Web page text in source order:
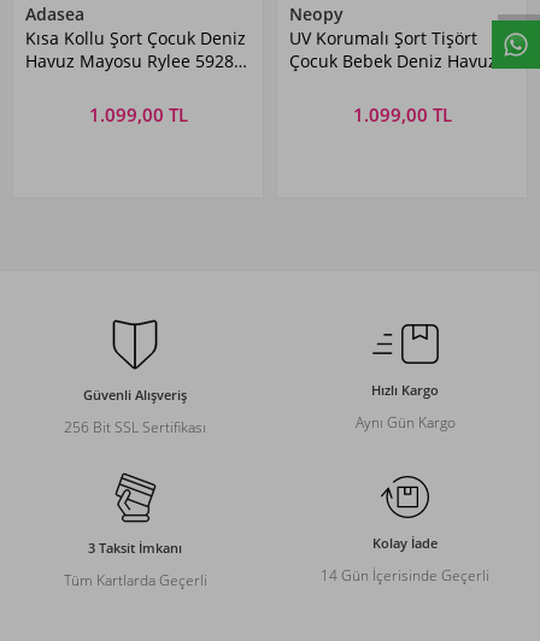
Adasea
Kısa Kollu Şort Çocuk Deniz
Havuz Mayosu Rylee 5928
1.099,00 TL
Neopy
UV Korumalı Şort Tişört
Çocuk Bebek Deniz Havuz
1.099,00 TL
Güvenli Alışveriş
256 Bit SSL Sertifikası
Hızlı Kargo
Aynı Gün Kargo
3 Taksit İmkanı
Tüm Kartlarda Geçerli
Kolay İade
14 Gün İçerisinde Geçerli